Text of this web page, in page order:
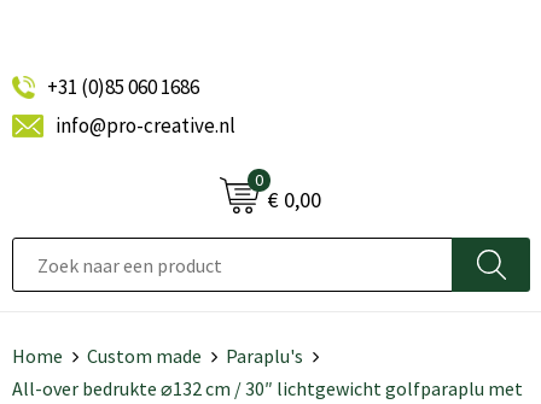
+31 (0)85 060 1686
info@pro-creative.nl
0
€ 0,00
Home Custom made
Paraplu's
All-over bedrukte ⌀132 cm / 30″ lichtgewicht golfparaplu met